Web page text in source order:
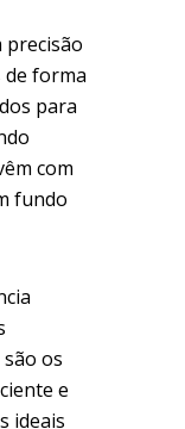
precisão
de forma
para
com
fundo
os
e
ideais